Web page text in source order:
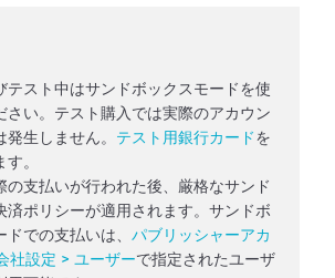
テスト中はサンドボックスモードを使
さい。テスト購入では実際のアカウン
発生しません。 テスト用銀行カード を
。
の支払いが行われた後、厳格なサンド
済ポリシーが適用されます。サンドボ
ドでの支払いは、 パブリッシャーアカ
社設定 > ユーザーで指定されたユーザ